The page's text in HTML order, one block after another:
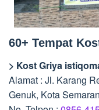
60+ Tempat
> Kost Griya
Alamat : Jl. Karang
Genuk, Kota